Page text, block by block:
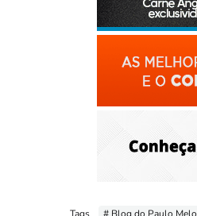
Tags # Blog do Paulo Melo